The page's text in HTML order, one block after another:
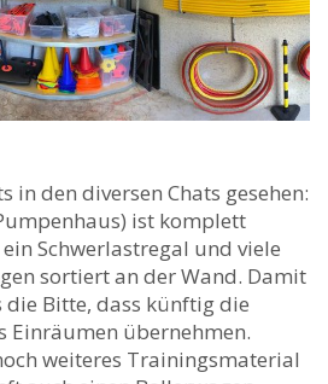
in den diversen Chats gesehen:
ist komplett
Schwerlastregal und viele
sortiert an der Wand. Damit
Bitte, dass künftig die
Einräumen übernehmen.
weiteres Trainingsmaterial